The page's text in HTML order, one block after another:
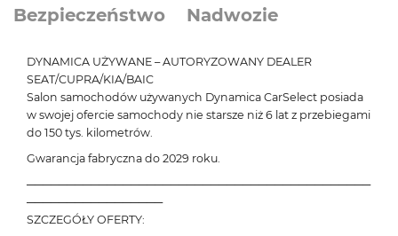
Bezpieczeństwo
Nadwozie
DYNAMICA UŻYWANE – AUTORYZOWANY DEALER
SEAT/CUPRA/KIA/BAIC
Salon samochodów używanych Dynamica CarSelect posiada
w swojej ofercie samochody nie starsze niż 6 lat z przebiegami
do 150 tys. kilometrów.
Gwarancja fabryczna do 2029 roku.
───────────────────────────────────────────
─────────────────
SZCZEGÓŁY OFERTY: